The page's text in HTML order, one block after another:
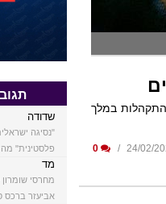
במלך
0
שדודה
"נסיגה
פלסטינית"
מד
מחרסי
אביעזר ברכס